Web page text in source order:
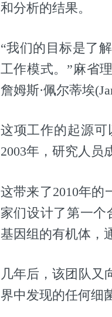
和分析的结果。
“我们的目标是了
工作模式。”麻省
詹姆斯·佩尔蒂埃
这项工作的起源可
2003年，研究人员
这带来了2010年的
家们设计了第一个
基因组的有机体，
几年后，该团队又
界中发现的任何细